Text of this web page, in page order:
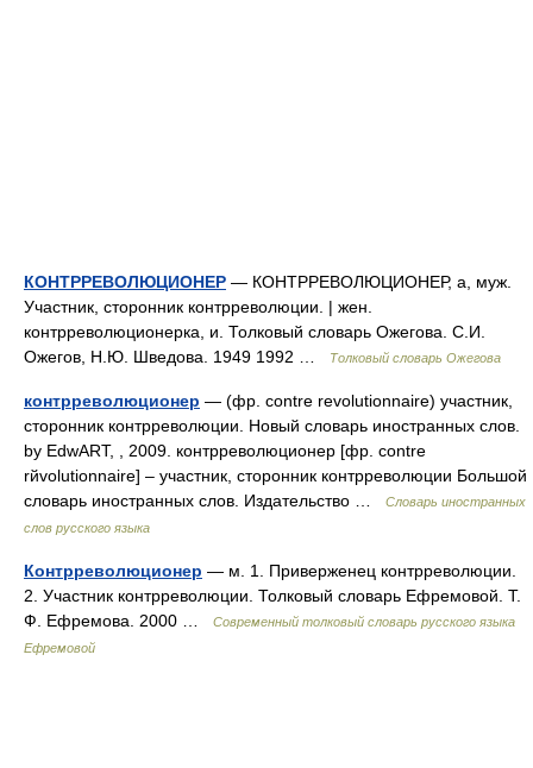
КОНТРРЕВОЛЮЦИОНЕР — КОНТРРЕВОЛЮЦИОНЕР, а, муж.
Участник, сторонник контрреволюции. | жен.
контрреволюционерка, и. Толковый словарь Ожегова. С.И.
Ожегов, Н.Ю. Шведова. 1949 1992 …
Толковый словарь Ожегова
контрреволюционер — (фр. contre revolutionnaire) участник,
сторонник контрреволюции. Новый словарь иностранных слов.
by EdwART, , 2009. контрреволюционер [фр. contre
rйvolutionnaire] – участник, сторонник контрреволюции Большой
словарь иностранных слов. Издательство …
Словарь иностранных
слов русского языка
Контрреволюционер — м. 1. Приверженец контрреволюции.
2. Участник контрреволюции. Толковый словарь Ефремовой. Т.
Ф. Ефремова. 2000 …
Современный толковый словарь русского языка
Ефремовой